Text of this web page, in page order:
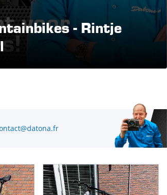
- Rintje